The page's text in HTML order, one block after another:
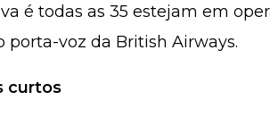
é todas as 35 estejam em
porta-voz da British Airways.
curtos